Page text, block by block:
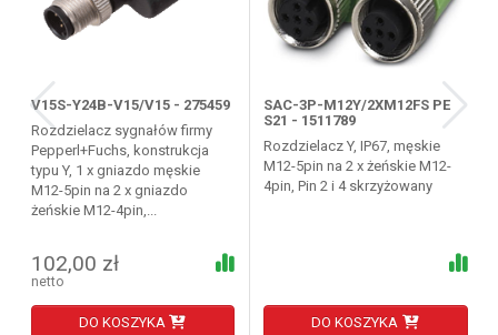
V15S-Y24B-V15/V15 - 275459
Rozdzielacz sygnałów firmy
Pepperl+Fuchs, konstrukcja
typu Y, 1 x gniazdo męskie
M12-5pin na 2 x gniazdo
żeńskie M12-4pin,...
102,00 zł
netto
DO KOSZYKA
SAC-3P-M12Y/2XM12FS PE
S21 - 1511789
Rozdzielacz Y, IP67, męskie
M12-5pin na 2 x żeńskie M12-
4pin, Pin 2 i 4 skrzyżowany
DO KOSZYKA